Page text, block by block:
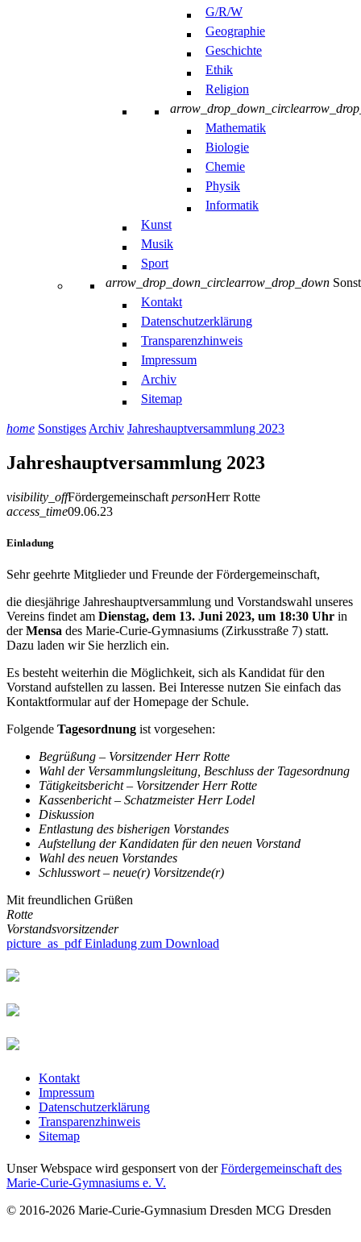
G/R/W
Geographie
Geschichte
Ethik
Religion
arrow_drop_down_circle
Mathematik
Biologie
Chemie
Physik
Informatik
Kunst
Musik
Sport
arrow_drop_down_circlearrow_drop_down
Kontakt
Datenschutzerklärung
Transparenzhinweis
Impressum
Archiv
Sitemap
home Sonstiges Archiv Jahreshauptversammlung 2023
Jahreshauptversammlung 2023
visibility_offFördergemeinschaft personHerr Rotte
access_time09.06.23
Einladung
Sehr geehrte Mitglieder und Freunde der Fördergemeinschaft,
die diesjährige Jahreshauptversammlung und Vorstandswahl unseres
Vereins findet am Dienstag, dem 13. Juni 2023, um 18:30 Uhr in
derMensa des Marie-Curie-Gymnasiums (Zirkusstraße 7) statt.
Dazu laden wir Sie herzlich ein.
Es besteht weiterhin die Möglichkeit, sich als Kandidat für den
Vorstand aufstellen zu lassen. Bei Interesse nutzen Sie einfach das
Kontaktformular auf der Homepage der Schule.
Folgende Tagesordnung ist vorgesehen:
Begrüßung – Vorsitzender Herr Rotte
Wahl der Versammlungsleitung, Beschluss der Tagesordnung
Tätigkeitsbericht – Vorsitzender Herr Rotte
Kassenbericht – Schatzmeister Herr Lodel
Diskussion
Entlastung des bisherigen Vorstandes
Aufstellung der Kandidaten für den neuen Vorstand
Wahl des neuen Vorstandes
Schlusswort – neue(r) Vorsitzende(r)
Mit freundlichen Grüßen
Rotte
Vorstandsvorsitzender
picture_as_pdfEinladung zum Download
Kontakt
Impressum
Datenschutzerklärung
Transparenzhinweis
Sitemap
Unser Webspace wird gesponsert von derFördergemeinschaft des
Marie-Curie-Gymnasiums e. V.
© 2016-2026 Marie-Curie-Gymnasium Dresden MCG Dresden